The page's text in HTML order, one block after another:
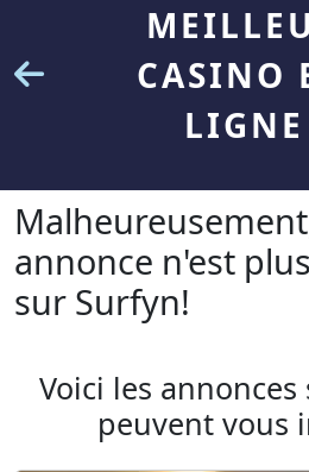
CASINO
LIGNE
annonce n'est
sur Surfyn!
Voici les
peuvent vous